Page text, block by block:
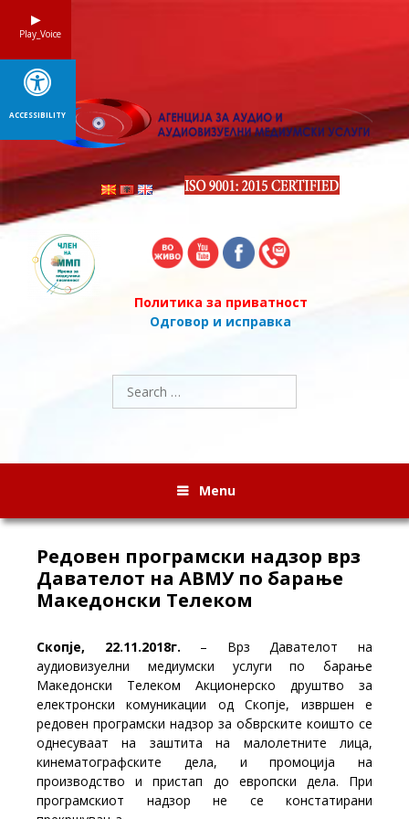
Политика за приватност
Одговор и исправка
Search
for:
Menu
Редовен програмски надзор врз
Давателот на АВМУ по барање
Македонски Телеком
Скопје, 22.11.2018г. – Врз Давателот на
аудиовизуелни медиумски услуги по барање
Македонски Телеком Акционерско друштво за
електронски комуникации од Скопје, извршен е
редовен програмски надзор за обврските коишто се
однесуваат на заштита на малолетните лица,
кинематографските дела, и промоција на
производство и пристап до европски дела. При
програмскиот надзор не се констатирани
Play_Voice
ACCESSIBILITY